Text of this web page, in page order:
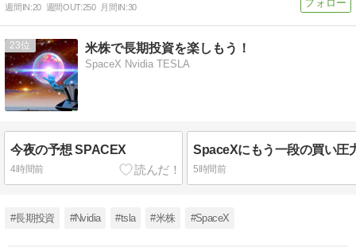
週間IN:20 週間OUT:250 月間IN:30
23 米株で長期投資を楽しもう！
SpaceX Nvidia TESLA
今夜の予想 SPACEX
4時間前 5時間前
#長期投資 #Nvidia #tsla #米株 #SpaceX